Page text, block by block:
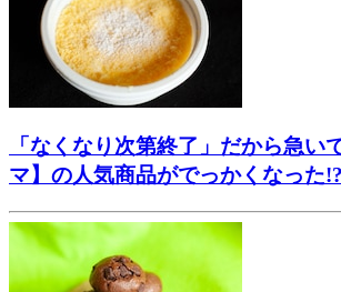
「なくなり次第終了」だから急い
マ】の人気商品がでっかくなった!?